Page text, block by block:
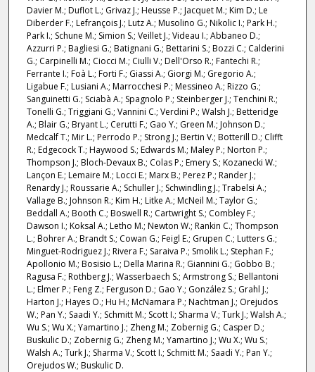
Davier M.; Duflot L.; Grivaz J.; Heusse P.; Jacquet M.; Kim D.; Le
Diberder F.; Lefrançois J.; Lutz A.; Musolino G.; Nikolic I.; Park H.;
Park I.; Schune M.; Simion S.; Veillet J.; Videau I.; Abbaneo D.;
Azzurri P.; Bagliesi G.; Batignani G.; Bettarini S.; Bozzi C.; Calderini
G.; Carpinelli M.; Ciocci M.; Ciulli V.; Dell'Orso R.; Fantechi R.;
Ferrante I.; Foà L.; Forti F.; Giassi A.; Giorgi M.; Gregorio A.;
Ligabue F.; Lusiani A.; Marrocchesi P.; Messineo A.; Rizzo G.;
Sanguinetti G.; Sciabà A.; Spagnolo P.; Steinberger J.; Tenchini R.;
Tonelli G.; Triggiani G.; Vannini C.; Verdini P.; Walsh J.; Betteridge
A.; Blair G.; Bryant L.; Cerutti F.; Gao Y.; Green M.; Johnson D.;
Medcalf T.; Mir L.; Perrodo P.; Strong J.; Bertin V.; Botterill D.; Clifft
R.; Edgecock T.; Haywood S.; Edwards M.; Maley P.; Norton P.;
Thompson J.; Bloch-Devaux B.; Colas P.; Emery S.; Kozanecki W.;
Lançon E.; Lemaire M.; Locci E.; Marx B.; Perez P.; Rander J.;
Renardy J.; Roussarie A.; Schuller J.; Schwindling J.; Trabelsi A.;
Vallage B.; Johnson R.; Kim H.; Litke A.; McNeil M.; Taylor G.;
Beddall A.; Booth C.; Boswell R.; Cartwright S.; Combley F.;
Dawson I.; Koksal A.; Letho M.; Newton W.; Rankin C.; Thompson
L.; B̈ohrer A.; Brandt S.; Cowan G.; Feigl E.; Grupen C.; Lutters G.;
Minguet-Rodriguez J.; Rivera F.; Saraiva P.; Smolik L.; Stephan F.;
Apollonio M.; Bosisio L.; Della Marina R.; Giannini G.; Gobbo B.;
Ragusa F.; Rothberg J.; Wasserbaech S.; Armstrong S.; Bellantoni
L.; Elmer P.; Feng Z.; Ferguson D.; Gao Y.; González S.; Grahl J.;
Harton J.; Hayes O.; Hu H.; McNamara P.; Nachtman J.; Orejudos
W.; Pan Y.; Saadi Y.; Schmitt M.; Scott I.; Sharma V.; Turk J.; Walsh A.;
Wu S.; Wu X.; Yamartino J.; Zheng M.; Zobernig G.; Casper D.;
Buskulic D.; Zobernig G.; Zheng M.; Yamartino J.; Wu X.; Wu S.;
Walsh A.; Turk J.; Sharma V.; Scott I.; Schmitt M.; Saadi Y.; Pan Y.;
Orejudos W.; Buskulic D.